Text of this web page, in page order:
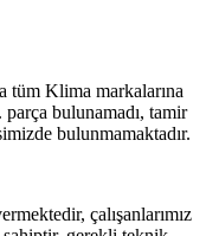
tüm Klima markalarına
bulunamadı, tamir
bulunmamaktadır.
çalışanlarımız